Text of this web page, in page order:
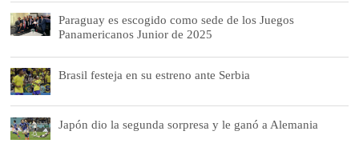
Paraguay es escogido como sede de los Juegos
Panamericanos Junior de 2025
Brasil festeja en su estreno ante Serbia
Japón dio la segunda sorpresa y le ganó a Alemania